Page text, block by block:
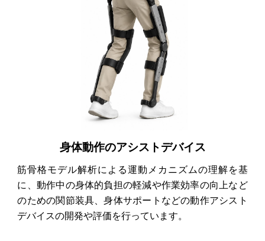
身体動作のアシストデバイス
筋骨格モデル解析による運動メカニズムの理解を基
に、動作中の身体的負担の軽減や作業効率の向上など
のための関節装具、身体サポートなどの動作アシスト
デバイスの開発や評価を行っています。